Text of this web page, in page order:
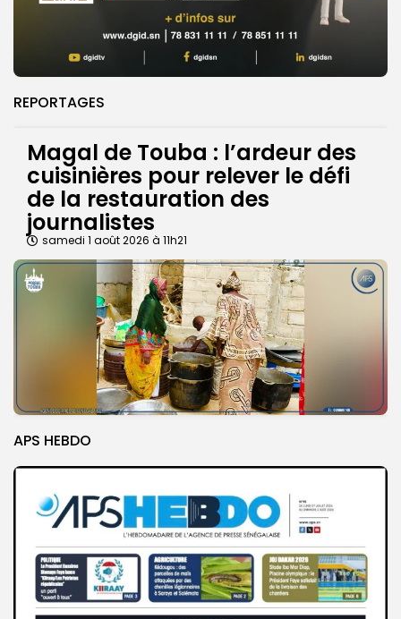
REPORTAGES
Magal de Touba : l’ardeur des
cuisinières pour relever le défi
de la restauration des
journalistes
samedi 1 août 2026 à 11h21
APS HEBDO